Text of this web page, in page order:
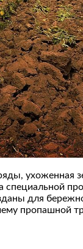
ухоженная
специальной
для
пропашной